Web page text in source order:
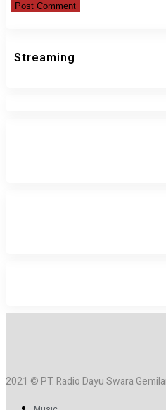
Streaming
2021 © PT. Radio Dayu Swara